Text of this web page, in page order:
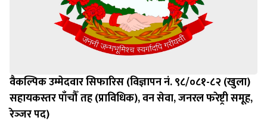
वैकल्पिक उम्मेदवार सिफारिस (विज्ञापन नं. ९८/०८१-८२ (खुला)
सहायकस्तर पाँचौँ तह (प्राविधिक), वन सेवा, जनरल फरेष्ट्री समूह,
रेञ्‍जर पद)